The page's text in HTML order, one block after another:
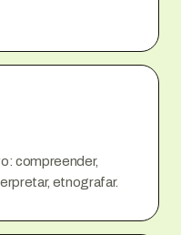
compreender,
etnografar.